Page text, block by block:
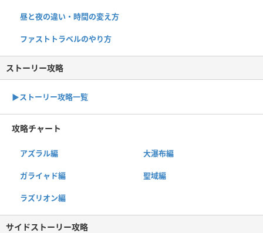
昼と夜の違い・時間の変え方
ファストトラベルのやり方
ストーリー攻略
▶︎ストーリー攻略一覧
攻略チャート
アズラル編 大瀑布編
ガライャド編 聖域編
ラズリオン編
サイドストーリー攻略